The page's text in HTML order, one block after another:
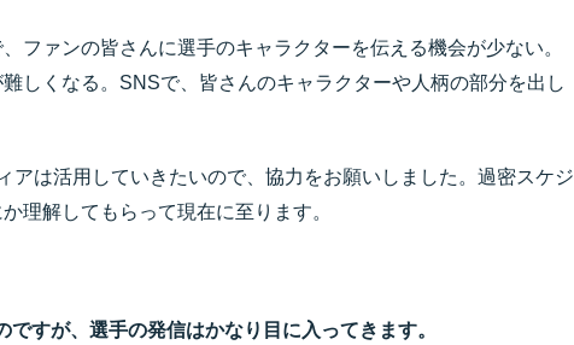
ファンの皆さんに選手のキャラクターを伝える機会が少ない。
しくなる。SNSで、皆さんのキャラクターや人柄の部分を出し
アは活用していきたいので、協力をお願いしました。過密スケジ
理解してもらって現在に至ります。
すが、選手の発信はかなり目に入ってきます。